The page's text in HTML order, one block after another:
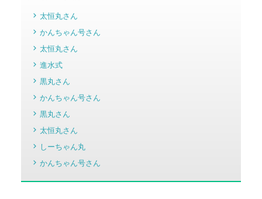
太恒丸さん
かんちゃん号さん
太恒丸さん
進水式
黒丸さん
かんちゃん号さん
黒丸さん
太恒丸さん
しーちゃん丸
かんちゃん号さん